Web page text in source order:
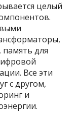
целый
для
Все эти
с другом,
и